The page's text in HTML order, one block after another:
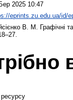
2025 10:47
eprints.zu.edu.ua/id/
В. М. Графічні